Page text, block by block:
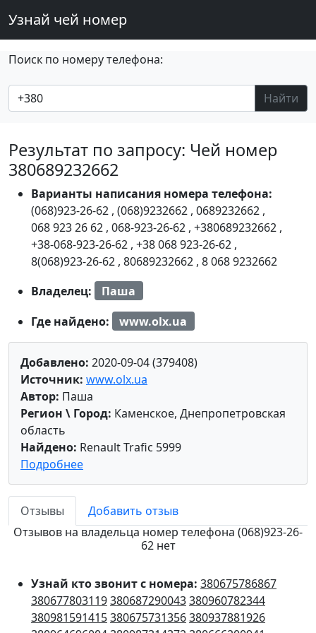
Узнай чей номер
Поиск по номеру телефона:
Найти
Результат по запросу: Чей номер
380689232662
Варианты написания номера телефона:
(068)923-26-62 , (068)9232662 , 0689232662 ,
068 923 26 62 , 068-923-26-62 , +380689232662 ,
+38-068-923-26-62 , +38 068 923-26-62 ,
8(068)923-26-62 , 80689232662 , 8 068 9232662
Владелец:
Паша
Где найдено:
www.olx.ua
Добавлено: 2020-09-04 (379408)
Источник: www.olx.ua
Автор: Паша
Регион \ Город: Каменское, Днепропетровская
область
Найдено: Renault Trafic 5999
Подробнее
Отзывы
Добавить отзыв
Отзывов на владельца номер телефона (068)923-26-
62 нет
Узнай кто звонит с номера: 380675786867
380677803119380687290043380960782344
380981591415380675731356380937881926